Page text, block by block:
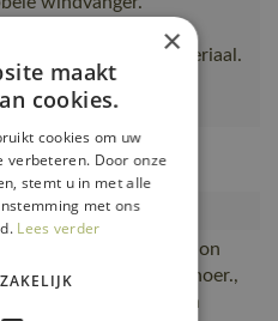
en één van netmateriaal.
ID-kaarthouder.
met waterdi
19335-231
gevoerde capuchon
verstelbaar rijgsnoer.,
bescherming tegen
×
maakt
cookies.
cookies om uw
verbeteren. Door onze
stemt u in met alle
met ons
Lees verder